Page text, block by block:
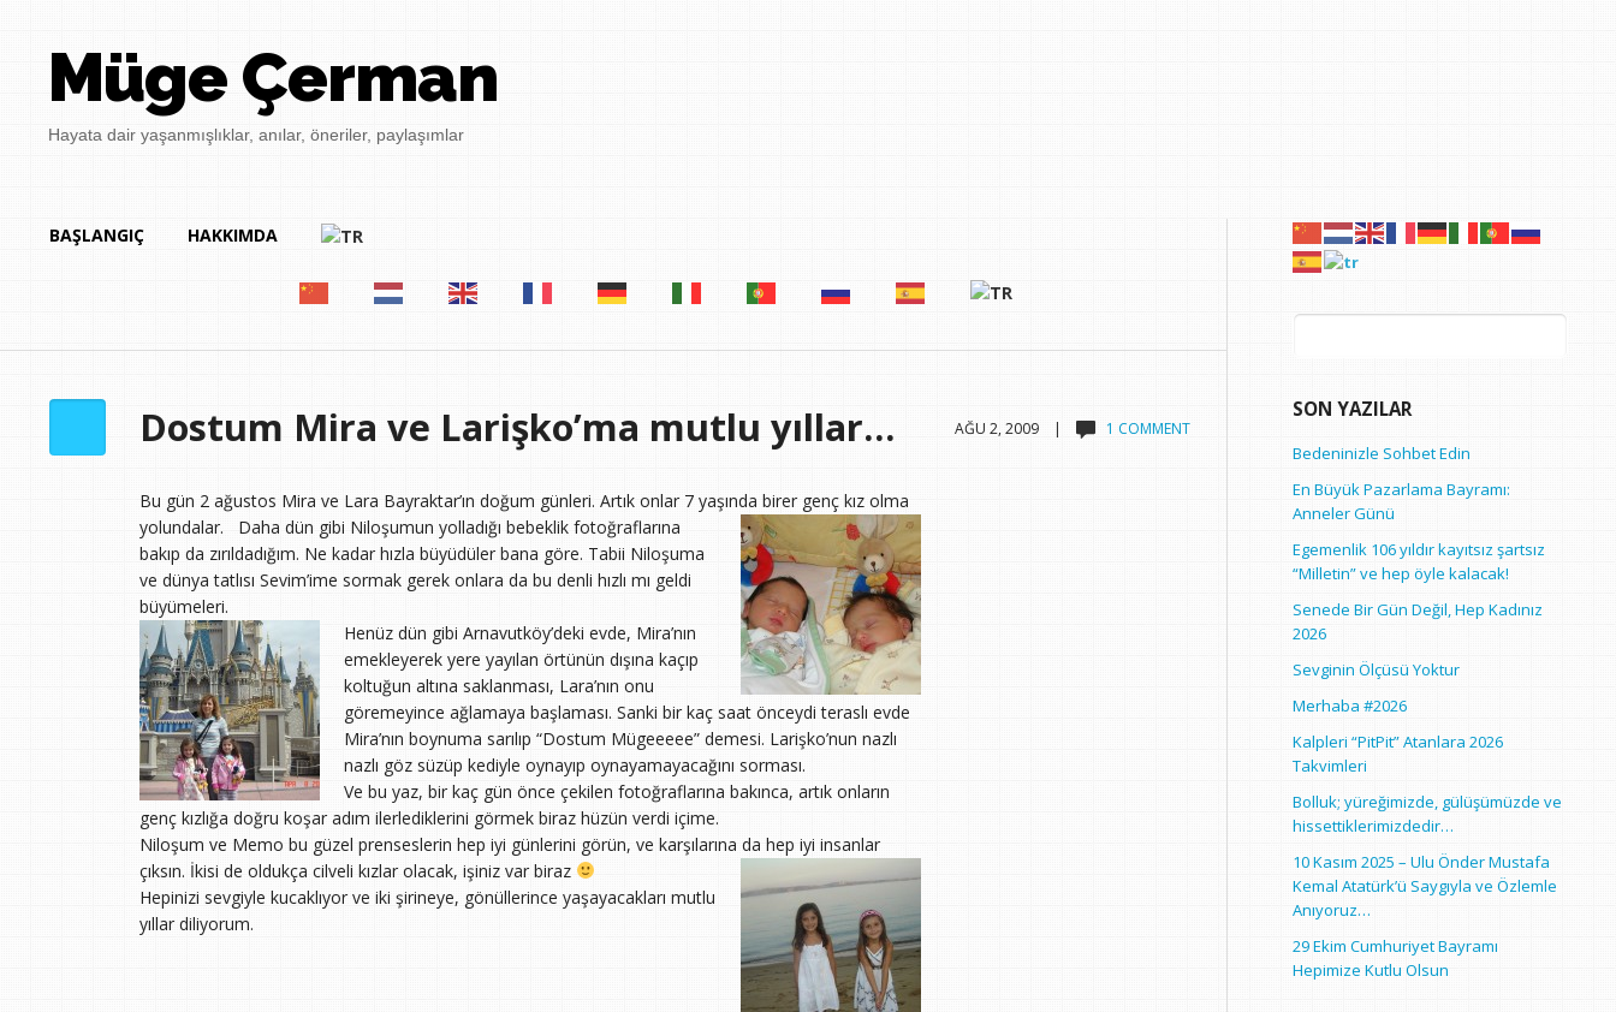
Müge Çerman
Hayata dair yaşanmışlıklar, anılar, öneriler, paylaşımlar
BAŞLANGIÇ HAKKIMDA
AĞU 2, 2009 | 1 COMMENT
Dostum Mira ve Larişko’ma mutlu yıllar…
Bu gün 2 ağustos Mira ve Lara Bayraktar’ın doğum günleri. Artık onlar 7 yaşında birer genç kız olma
yolundalar.
Daha dün gibi Niloşumun yolladığı bebeklik fotoğraflarına
bakıp da zırıldadığım. Ne kadar hızla büyüdüler bana göre. Tabii Niloşuma
ve dünya tatlısı Sevim’ime sormak gerek onlara da bu denli hızlı mı geldi
büyümeleri.
Henüz dün gibi Arnavutköy’deki evde, Mira’nın
emekleyerek yere yayılan örtünün dışına kaçıp
koltuğun altına saklanması, Lara’nın onu
göremeyince ağlamaya başlaması. Sanki bir kaç saat önceydi teraslı evde
Mira’nın boynuma sarılıp “Dostum Mügeeeee” demesi. Larişko’nun nazlı
nazlı göz süzüp kediyle oynayıp oynayamayacağını sorması.
Ve bu yaz, bir kaç gün önce çekilen fotoğraflarına bakınca, artık onların
genç kızlığa doğru koşar adım ilerlediklerini görmek biraz hüzün verdi içime.
Niloşum ve Memo bu güzel prenseslerin hep iyi günlerini görün, ve karşılarına da hep iyi insanlar
çıksın. İkisi de oldukça cilveli kızlar olacak, işiniz var biraz
Hepinizi sevgiyle kucaklıyor ve iki şirineye, gönüllerince yaşayacakları mutlu
yıllar diliyorum.
Arama:
SON YAZILAR
Bedeninizle Sohbet Edin
En Büyük Pazarlama Bayramı:
Anneler Günü
Egemenlik 106 yıldır kayıtsız şartsız
“Milletin” ve hep öyle kalacak!
Senede Bir Gün Değil, Hep Kadınız
2026
Sevginin Ölçüsü Yoktur
Merhaba #2026
Kalpleri “PitPit” Atanlara 2026
Takvimleri
Bolluk; yüreğimizde, gülüşümüzde ve
hissettiklerimizdedir…
10 Kasım 2025 – Ulu Önder Mustafa
Kemal Atatürk’ü Saygıyla ve Özlemle
Anıyoruz…
29 Ekim Cumhuriyet Bayramı
Hepimize Kutlu Olsun